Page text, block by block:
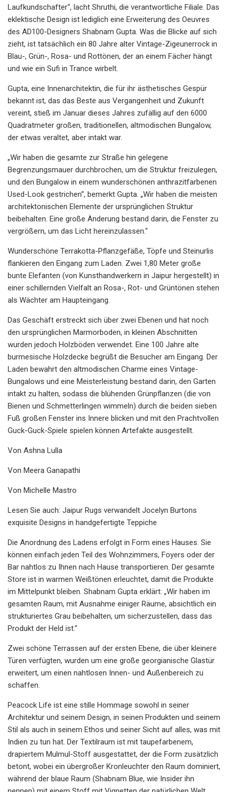
Laufkundschafter“, lacht Shruthi, die verantwortliche Filiale. Das
eklektische Design ist lediglich eine Erweiterung des Oeuvres
des AD100-Designers Shabnam Gupta. Was die Blicke auf sich
zieht, ist tatsächlich ein 80 Jahre alter Vintage-Zigeunerrock in
Blau-, Grün-, Rosa- und Rottönen, der an einem Fächer hängt
und wie ein Sufi in Trance wirbelt.
Gupta, eine Innenarchitektin, die für ihr ästhetisches Gespür
bekannt ist, das das Beste aus Vergangenheit und Zukunft
vereint, stieß im Januar dieses Jahres zufällig auf den 6000
Quadratmeter großen, traditionellen, altmodischen Bungalow,
der etwas veraltet, aber intakt war.
„Wir haben die gesamte zur Straße hin gelegene
Begrenzungsmauer durchbrochen, um die Struktur freizulegen,
und den Bungalow in einem wunderschönen anthrazitfarbenen
Used-Look gestrichen“, bemerkt Gupta. „Wir haben die meisten
architektonischen Elemente der ursprünglichen Struktur
beibehalten. Eine große Änderung bestand darin, die Fenster zu
vergrößern, um das Licht hereinzulassen.“
Wunderschöne Terrakotta-Pflanzgefäße, Töpfe und Steinurlis
flankieren den Eingang zum Laden. Zwei 1,80 Meter große
bunte Elefanten (von Kunsthandwerkern in Jaipur hergestellt) in
einer schillernden Vielfalt an Rosa-, Rot- und Grüntönen stehen
als Wächter am Haupteingang.
Das Geschäft erstreckt sich über zwei Ebenen und hat noch
den ursprünglichen Marmorboden, in kleinen Abschnitten
wurden jedoch Holzböden verwendet. Eine 100 Jahre alte
burmesische Holzdecke begrüßt die Besucher am Eingang. Der
Laden bewahrt den altmodischen Charme eines Vintage-
Bungalows und eine Meisterleistung bestand darin, den Garten
intakt zu halten, sodass die blühenden Grünpflanzen (die von
Bienen und Schmetterlingen wimmeln) durch die beiden sieben
Fuß großen Fenster ins Innere blicken und mit den Prachtvollen
Guck-Guck-Spiele spielen können Artefakte ausgestellt.
Von Ashna Lulla
Von Meera Ganapathi
Von Michelle Mastro
Lesen Sie auch: Jaipur Rugs verwandelt Jocelyn Burtons
exquisite Designs in handgefertigte Teppiche
Die Anordnung des Ladens erfolgt in Form eines Hauses. Sie
können einfach jeden Teil des Wohnzimmers, Foyers oder der
Bar nahtlos zu Ihnen nach Hause transportieren. Der gesamte
Store ist in warmen Weißtönen erleuchtet, damit die Produkte
im Mittelpunkt bleiben. Shabnam Gupta erklärt: „Wir haben im
gesamten Raum, mit Ausnahme einiger Räume, absichtlich ein
strukturiertes Grau beibehalten, um sicherzustellen, dass das
Produkt der Held ist.“
Zwei schöne Terrassen auf der ersten Ebene, die über kleinere
Türen verfügten, wurden um eine große georgianische Glastür
erweitert, um einen nahtlosen Innen- und Außenbereich zu
schaffen.
Peacock Life ist eine stille Hommage sowohl in seiner
Architektur und seinem Design, in seinen Produkten und seinem
Stil als auch in seinem Ethos und seiner Sicht auf alles, was mit
Indien zu tun hat. Der Textilraum ist mit taupefarbenem,
drapiertem Mulmul-Stoff ausgestattet, der die Form zusätzlich
betont, wobei ein übergroßer Kronleuchter den Raum dominiert,
während der blaue Raum (Shabnam Blue, wie Insider ihn